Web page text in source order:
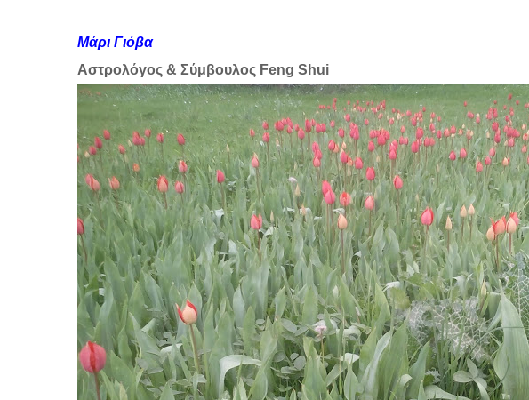
Μάρι Γιόβα
Αστρολόγος & Σύμβουλος Feng Shui